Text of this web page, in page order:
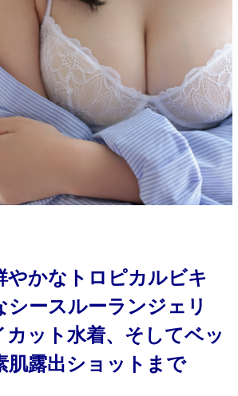
やかなトロピカルビキ
シースルーランジェリ
カット水着、そしてベッ
肌露出ショットまで